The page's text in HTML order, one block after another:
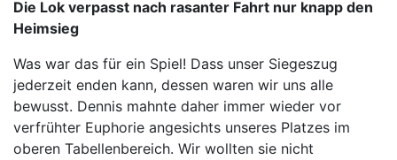
Die Lok verpasst nach rasanter Fahrt nur knapp den
Heimsieg
Was war das für ein Spiel! Dass unser Siegeszug
jederzeit enden kann, dessen waren wir uns alle
bewusst. Dennis mahnte daher immer wieder vor
verfrühter Euphorie angesichts unseres Platzes im
oberen Tabellenbereich. Wir wollten sie nicht